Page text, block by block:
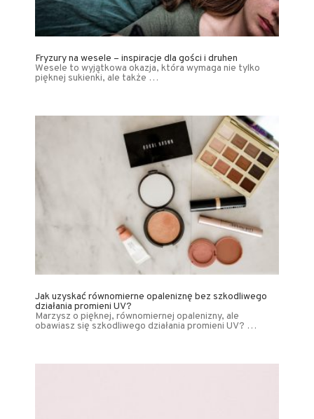
Fryzury na wesele – inspiracje dla gości i druhen
Wesele to wyjątkowa okazja, która wymaga nie tylko
pięknej sukienki, ale także …
Jak uzyskać równomierne opaleniznę bez szkodliwego
działania promieni UV?
Marzysz o pięknej, równomiernej opalenizny, ale
obawiasz się szkodliwego działania promieni UV? …